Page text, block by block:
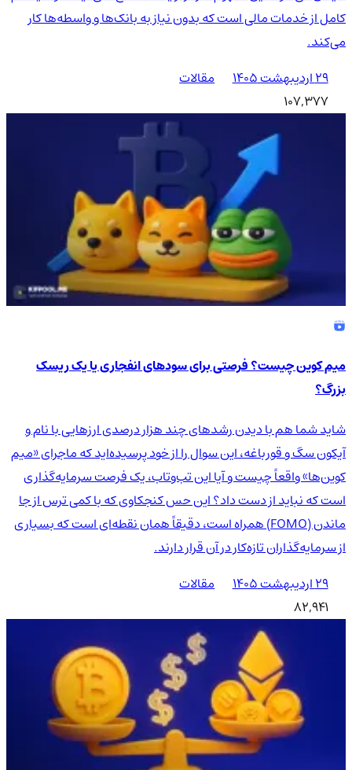
کامل از خدمات مالی است که بدون نیاز به بانک‌ها و واسطه‌ها کار
می‌کند.
۲۹ اردیبهشت ۱۴۰۵
مقالات
107,377
میم کوین چیست؟ فرصتی برای سودهای انفجاری یا یک ریسک
بزرگ؟
شاید شما هم با دیدن رشدهای چند هزار درصدی ارزهایی با نام و
آیکون سگ و قورباغه، این سوال را از خود پرسیده‌اید که ماجرای «میم
کوین‌ها» واقعاً چیست و آیا این تب‌وتاب، یک فرصت سرمایه‌گذاری
است که نباید از دست داد؟ این حس کنجکاوی که با کمی ترس از جا
ماندن (FOMO) همراه است، دقیقاً همان نقطه‌ای است که بسیاری
از سرمایه‌گذاران تازه‌کار در آن قرار دارند.
۲۹ اردیبهشت ۱۴۰۵
مقالات
82,941